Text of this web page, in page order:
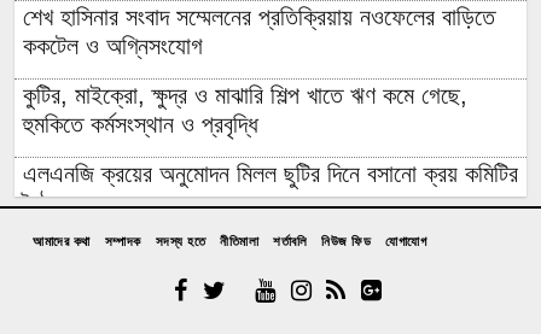
শেখ হাসিনার সংবাদ সম্মেলনের প্রতিক্রিয়ায় নওফেলের বাড়িতে
ককটেল ও অগ্নিসংযোগ
কুটির, মাইক্রো, ক্ষুদ্র ও মাঝারি শিল্প খাতে ঋণ কমে গেছে,
হুমকিতে কর্মসংস্থান ও প্রবৃদ্ধি
এলএনজি ক্রয়ের অনুমোদন মিলল ছুটির দিনে বসানো ক্রয় কমিটির
বৈঠকে
পাঁচটি দেশের ওপর রেমিট্যান্সের ৬২ শতাংশ নির্ভরতা, বাড়ছে
কৌশলগত ঝুঁকির শঙ্কা
আমাদের কথা সম্পাদক সদস্য হতে নীতিমালা শর্তাবলি নিউজ ফিড যোগাযোগ